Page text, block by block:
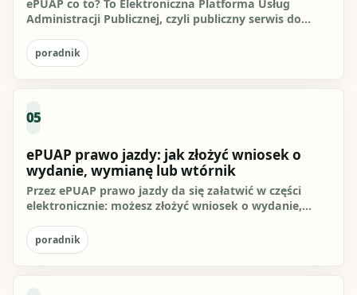
ePUAP co to? To Elektroniczna Platforma Usług
Administracji Publicznej, czyli publiczny serwis do
poradnik
05
ePUAP prawo jazdy: jak złożyć wniosek o
wydanie, wymianę lub wtórnik
Przez ePUAP prawo jazdy da się załatwić w części
elektronicznie: możesz złożyć wniosek o wydanie,
poradnik